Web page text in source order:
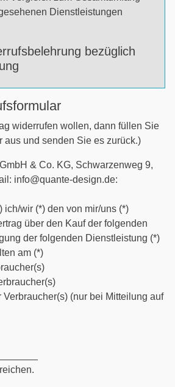
Dienstleistungen
bezüglich
widerrufen wollen, dann füllen Sie
aus und senden Sie es zurück.)
& Co. KG, Schwarzenweg 9,
info@quante-design.de:
ich/wir (*) den von mir/uns (*)
über den Kauf der folgenden
der folgenden Dienstleistung (*)
am (*)
Verbraucher(s) (nur bei Mitteilung auf